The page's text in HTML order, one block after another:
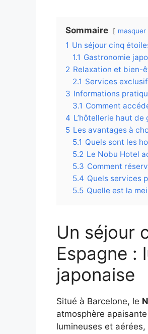
Sommaire masquer
1 Un séjour cinq
1.1 Gastronomie
2 Relaxation et bien-
2.1 Services
3 Informations
3.1 Comment
4 L’hôtellerie haut
5 Les avantages à
5.1 Quels sont les
5.2 Le Nobu Hotel
5.3 Comment
5.4 Quels services
5.5 Quelle est la
Un séjour
Espagne :
japonaise
Situé à Barcelone, le
atmosphère
lumineuses et